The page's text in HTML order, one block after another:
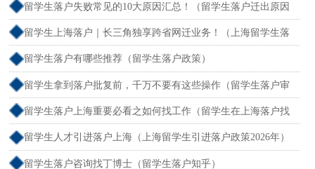
留学生落户失败常见的10大原因汇总！（留学生落户迁出原因
没有留学回国）
留学生上海落户｜长三角独享跨省网迁业务！（上海留学生落
户 长三角）
留学生落户有哪些推荐（留学生落户政策）
留学生拿到落户批复前，千万不要有这些操作（留学生落户审
批通过）
留学生落户上海重要必看之如何找工作（留学生在上海落户找
哪个单位）
留学生人才引进落户上海（上海留学生引进落户政策2026年）
留学生落户咨询找丁博士（留学生落户知乎）